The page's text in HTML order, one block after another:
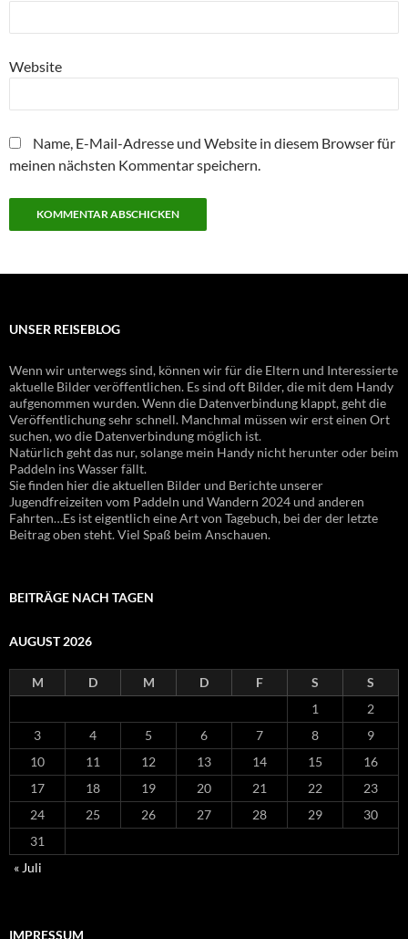
Website
Name, E-Mail-Adresse und Website in diesem Browser für
meinen nächsten Kommentar speichern.
UNSER REISEBLOG
Wenn wir unterwegs sind, können wir für die Eltern und Interessierte
aktuelle Bilder veröffentlichen. Es sind oft Bilder, die mit dem Handy
aufgenommen wurden. Wenn die Datenverbindung klappt, geht die
Veröffentlichung sehr schnell. Manchmal müssen wir erst einen Ort
suchen, wo die Datenverbindung möglich ist.
Natürlich geht das nur, solange mein Handy nicht herunter oder beim
Paddeln ins Wasser fällt.
Sie finden hier die aktuellen Bilder und Berichte unserer
Jugendfreizeiten vom Paddeln und Wandern 2024 und anderen
Fahrten…Es ist eigentlich eine Art von Tagebuch, bei der der letzte
Beitrag oben steht. Viel Spaß beim Anschauen.
BEITRÄGE NACH TAGEN
AUGUST 2026
M D M D F S
S
1
2
3
4 5 6 7 8
9
10
11 12 13 14 15
16
17
18 19 20 21 22
23
24
25 26 27 28 29
30
31
« Juli
IMPRESSUM